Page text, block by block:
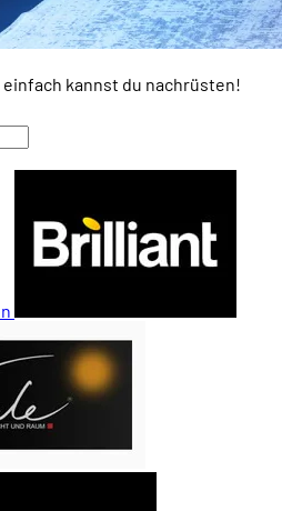
kannst du nachrüsten!